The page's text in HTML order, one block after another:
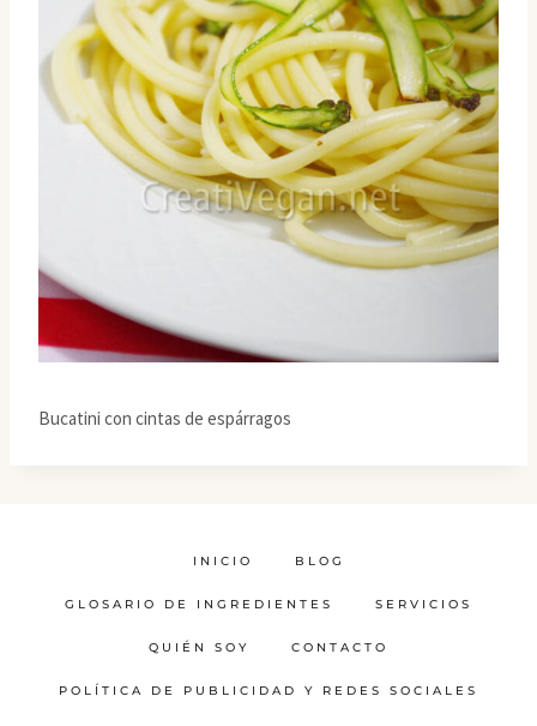
Bucatini con cintas de espárragos
INICIO BLOG
GLOSARIO DE INGREDIENTES SERVICIOS
QUIÉN SOY CONTACTO
POLÍTICA DE PUBLICIDAD Y REDES SOCIALES